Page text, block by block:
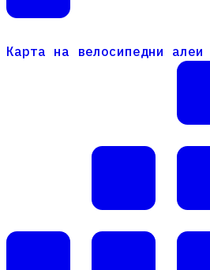
Карта на велосипедни алеи
Карта на велосипедни алеи